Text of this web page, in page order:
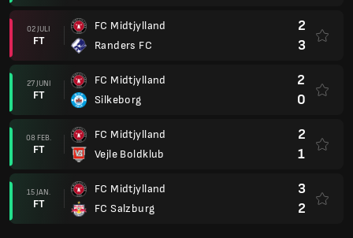
02 JULI
FT
FC Midtjylland
Randers FC
2
3
27 JUNI
FT
FC Midtjylland
Silkeborg
2
0
08 FEB.
FT
FC Midtjylland
Vejle Boldklub
2
1
15 JAN.
FT
FC Midtjylland
FC Salzburg
3
2